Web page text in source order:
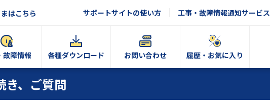
はこちら サポートサイトの使い方 工事・故障情報通知サービス
故障情報 各種ダウンロード お問い合わせ 履歴・お気に入り
き、ご質問